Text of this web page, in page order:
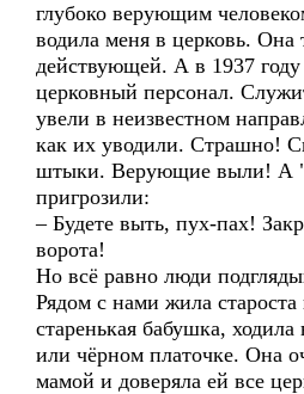
глубоко верующим
водила меня в церковь. Она
действующей. А в 1937 году
церковный персонал.
увели в неизвестном
как их уводили. Страшно!
штыки. Верующие выли! А
пригрозили:
– Будете выть, пух-пах!
ворота!
Но всё равно люди
Рядом с нами жила
старенькая бабушка, ходила
или чёрном платочке. Она
мамой и доверяла ей все